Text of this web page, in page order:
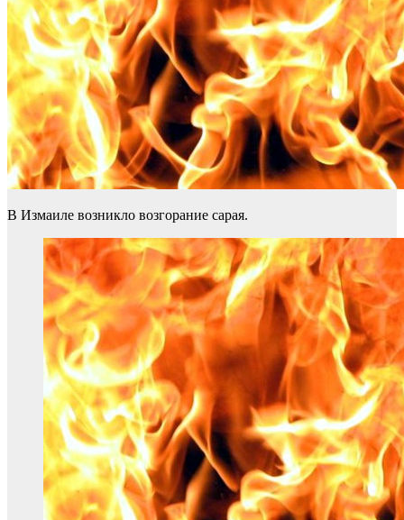
В Измаиле возникло возгорание сарая.